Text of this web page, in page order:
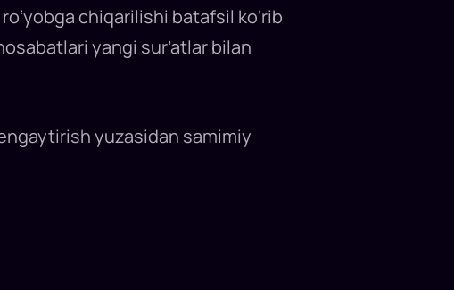
chiqarilishi batafsil ko‘rib
yangi sur’atlar bilan
yuzasidan samimiy